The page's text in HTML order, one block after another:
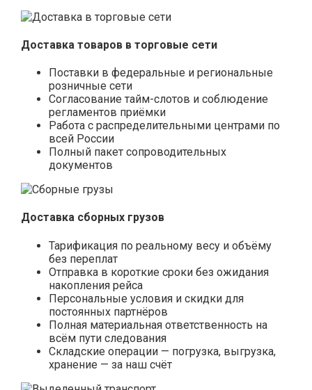
Доставка товаров в торговые сети
Поставки в федеральные и региональные
розничные сети
Согласование тайм-слотов и соблюдение
регламентов приёмки
Работа с распределительными центрами по
всей России
Полный пакет сопроводительных
документов
Доставка сборных грузов
Тарификация по реальному весу и объёму
без переплат
Отправка в короткие сроки без ожидания
накопления рейса
Персональные условия и скидки для
постоянных партнёров
Полная материальная ответственность на
всём пути следования
Складские операции — погрузка, выгрузка,
хранение — за наш счёт